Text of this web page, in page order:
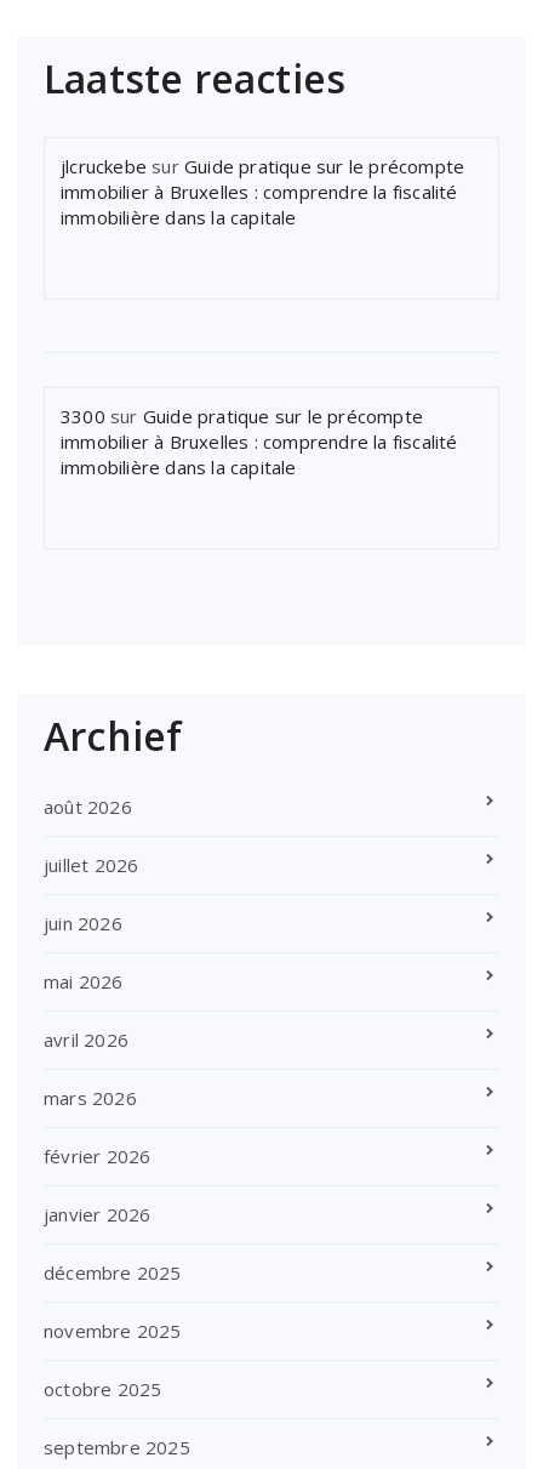
Laatste reacties
jlcruckebe sur Guide pratique sur le précompte
immobilier à Bruxelles : comprendre la fiscalité
immobilière dans la capitale
3300 sur Guide pratique sur le précompte
immobilier à Bruxelles : comprendre la fiscalité
immobilière dans la capitale
Archief
août 2026
juillet 2026
juin 2026
mai 2026
avril 2026
mars 2026
février 2026
janvier 2026
décembre 2025
novembre 2025
octobre 2025
septembre 2025